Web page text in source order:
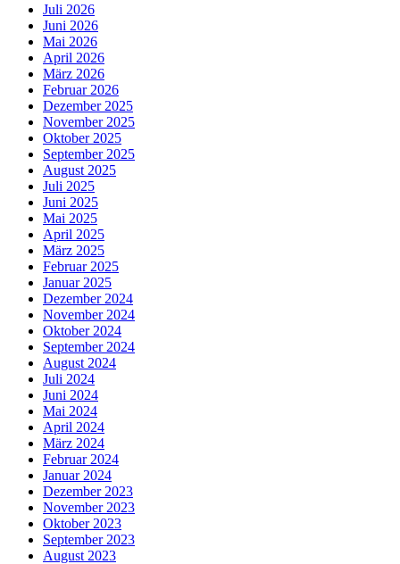
Juli 2026
Juni 2026
Mai 2026
April 2026
März 2026
Februar 2026
Dezember 2025
November 2025
Oktober 2025
September 2025
August 2025
Juli 2025
Juni 2025
Mai 2025
April 2025
März 2025
Februar 2025
Januar 2025
Dezember 2024
November 2024
Oktober 2024
September 2024
August 2024
Juli 2024
Juni 2024
Mai 2024
April 2024
März 2024
Februar 2024
Januar 2024
Dezember 2023
November 2023
Oktober 2023
September 2023
August 2023